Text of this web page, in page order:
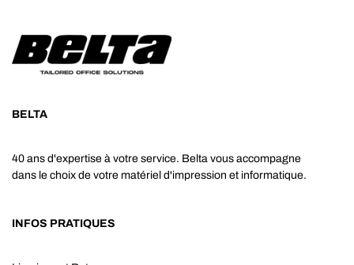
BELTA
40 ans d'expertise à votre service. Belta vous accompagne
dans le choix de votre matériel d'impression et informatique.
INFOS PRATIQUES